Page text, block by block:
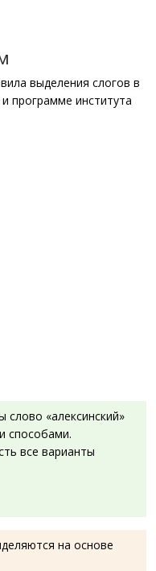
выделения слогов в
программе института
«алексинский»
способами.
все варианты
на основе